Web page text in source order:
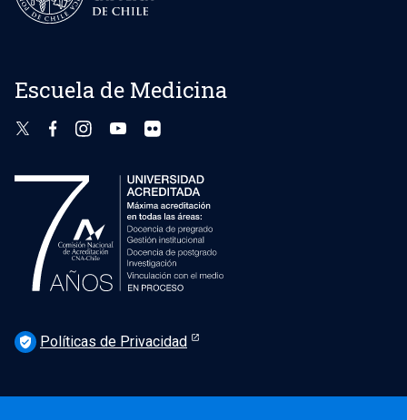
Escuela de Medicina
verified_user Políticas de Privacidad